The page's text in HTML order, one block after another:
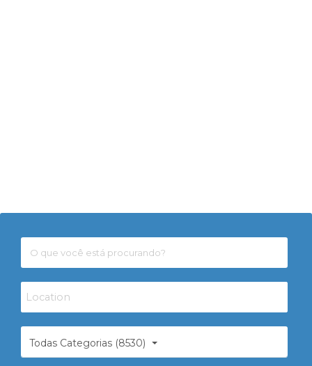
Todas Categorias (8530)